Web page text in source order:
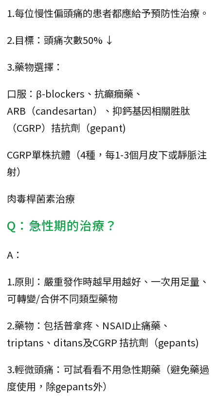
1.每位慢性偏頭痛的患者都應給予預防性治療。
2.目標：頭痛次數50% ↓
3.藥物選擇：
口服：β-blockers、抗癲癇藥、
ARB（candesartan）、抑鈣基因相關胜肽
（CGRP）拮抗劑（gepant)
CGRP單株抗體（4種，每1-3個月皮下或靜脈注
射）
肉毒桿菌素治療
Q：急性期的治療？
A：
1.原則：嚴重發作時越早用越好、一次用足量、
可轉變/合併不同類型藥物
2.藥物：包括普拿疼、NSAID止痛藥、
triptans、ditans及CGRP 拮抗劑（gepants)
3.輕微頭痛：可試看看不用急性期藥（避免藥過
度使用，除gepants外）